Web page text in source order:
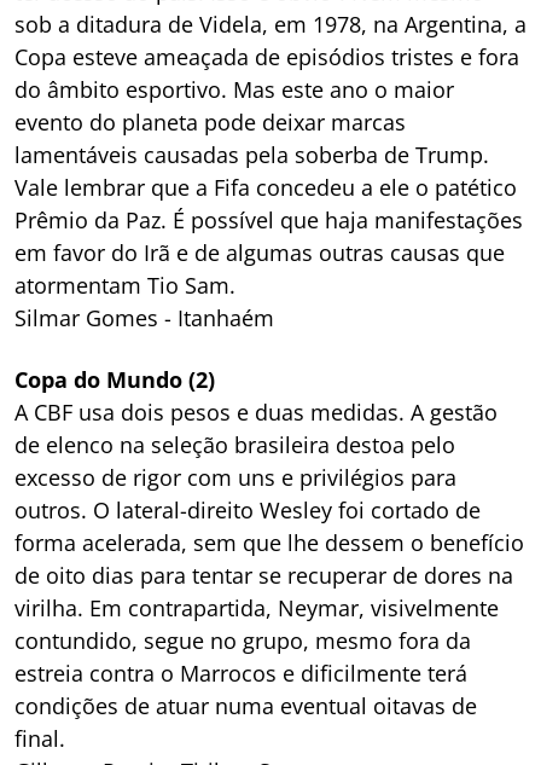
sob a ditadura de Videla, em 1978, na Argentina, a
Copa esteve ameaçada de episódios tristes e fora
do âmbito esportivo. Mas este ano o maior
evento do planeta pode deixar marcas
lamentáveis causadas pela soberba de Trump.
Vale lembrar que a Fifa concedeu a ele o patético
Prêmio da Paz. É possível que haja manifestações
em favor do Irã e de algumas outras causas que
atormentam Tio Sam.
Silmar Gomes - Itanhaém
Copa do Mundo (2)
A CBF usa dois pesos e duas medidas. A gestão
de elenco na seleção brasileira destoa pelo
excesso de rigor com uns e privilégios para
outros. O lateral-direito Wesley foi cortado de
forma acelerada, sem que lhe dessem o benefício
de oito dias para tentar se recuperar de dores na
virilha. Em contrapartida, Neymar, visivelmente
contundido, segue no grupo, mesmo fora da
estreia contra o Marrocos e dificilmente terá
condições de atuar numa eventual oitavas de
final.